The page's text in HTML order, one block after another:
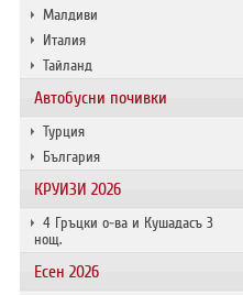
Малдиви
Италия
Тайланд
Автобусни почивки
Турция
България
КРУИЗИ 2026
4 Гръцки о-ва и Кушадасъ 3
нощ.
Есен 2026